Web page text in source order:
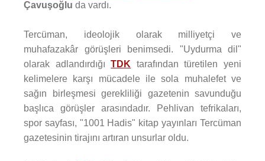
Çavuşoğlu da vardı.
Tercüman, ideolojik olarak milliyetçi ve
muhafazakâr görüşleri benimsedi. "Uydurma dil"
olarak adlandırdığıTDK tarafından türetilen yeni
kelimelere karşı mücadele ile sola muhalefet ve
sağın birleşmesi gerekliliği gazetenin savunduğu
başlıca görüşler arasındadır. Pehlivan tefrikaları,
spor sayfası, "1001 Hadis" kitap yayınları Tercüman
gazetesinin tirajını artıran unsurlar oldu.